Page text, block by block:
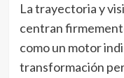
La trayectoria y
centran
como un motor
transformación